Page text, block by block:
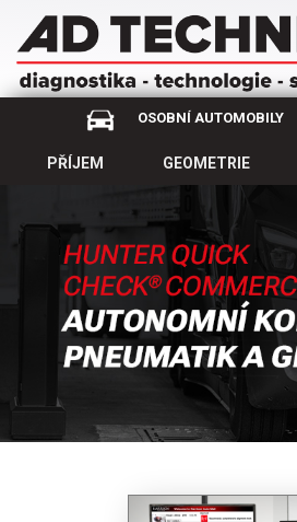
OSOBNÍ AUTOMOBILY
PŘÍJEM GEOMETRIE